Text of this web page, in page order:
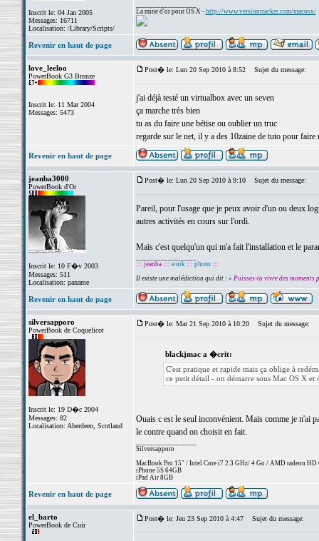
Inscrit le: 04 Jan 2005
Messages: 16711
Localisation: /Library/Scripts/
La mine d'or pour OS X - http://www.versiontracker.com/macosx/
Revenir en haut de page
love_leeloo
PowerBook G3 Bronze
Inscrit le: 11 Mar 2004
Messages: 5473
Post� le: Lun 20 Sep 2010 à 8:52 Sujet du message:
j'ai déjà testé un virtualbox avec un seven
ça marche très bien
tu as du faire une bétise ou oublier un truc
regarde sur le net, il y a des 10zaine de tuto pour faire
Revenir en haut de page
jeanba3000
PowerBook d'Or
Inscrit le: 10 F�v 2003
Messages: 511
Localisation: paname
Post� le: Lun 20 Sep 2010 à 9:10 Sujet du message:
Pareil, pour l'usage que je peux avoir d'un ou deux
autres activités en cours sur l'ordi.
Mais c'est quelqu'un qui m'a fait l'installation et le
::: jeanba ::: work::: photo:::
Il existe une malédiction qui dit : « Puisses-tu vivre des moments
Revenir en haut de page
silversapporo
PowerBook de Coquelicot
Inscrit le: 19 D�c 2004
Messages: 82
Localisation: Aberdeen, Scotland
Post� le: Mar 21 Sep 2010 à 10:20 Sujet du message:
blackjmac a �crit:
C'est pratique et rapide mais ça oblige à
ce petit détail - on démarre sous Mac OS X
Ouais c est le seul inconvénient. Mais comme je n'ai
le contre quand on choisit en fait.
Silversapporo
MacBook Pro 15" / Intel Core i7 2.3 GHz/ 4 Go / AMD radeon
iPhone 5S 64GB
iPad Air 8GB
Revenir en haut de page
el_barto
PowerBook de Cuir
Post� le: Jeu 23 Sep 2010 à 4:47 Sujet du message: